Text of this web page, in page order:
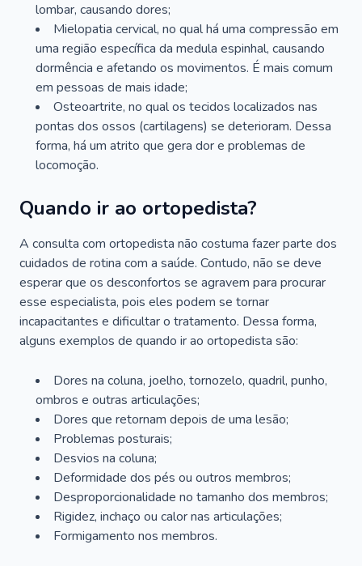
lombar, causando dores;
Mielopatia cervical, no qual há uma compressão em
uma região específica da medula espinhal, causando
dormência e afetando os movimentos. É mais comum
em pessoas de mais idade;
Osteoartrite, no qual os tecidos localizados nas
pontas dos ossos (cartilagens) se deterioram. Dessa
forma, há um atrito que gera dor e problemas de
locomoção.
Quando ir ao ortopedista?
A consulta com ortopedista não costuma fazer parte dos
cuidados de rotina com a saúde. Contudo, não se deve
esperar que os desconfortos se agravem para procurar
esse especialista, pois eles podem se tornar
incapacitantes e dificultar o tratamento. Dessa forma,
alguns exemplos de quando ir ao ortopedista são:
Dores na coluna, joelho, tornozelo, quadril, punho,
ombros e outras articulações;
Dores que retornam depois de uma lesão;
Problemas posturais;
Desvios na coluna;
Deformidade dos pés ou outros membros;
Desproporcionalidade no tamanho dos membros;
Rigidez, inchaço ou calor nas articulações;
Formigamento nos membros.